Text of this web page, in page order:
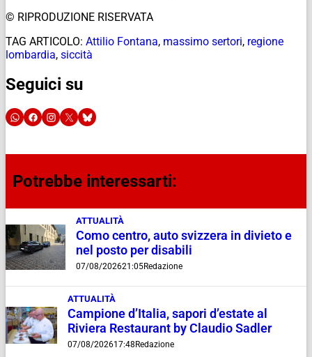
© RIPRODUZIONE RISERVATA
TAG ARTICOLO: Attilio Fontana, massimo sertori, regione
lombardia, siccità
Seguici su
Potrebbe interessarti:
ATTUALITÀ
Como centro, auto svizzera in divieto e
nel posto per disabili
07/08/202621:05Redazione
ATTUALITÀ
Campione d’Italia, sapori d’estate al
Riviera Restaurant by Claudio Sadler
07/08/202617:48 Redazione